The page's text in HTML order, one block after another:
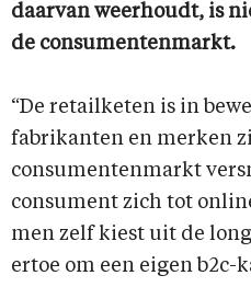
daarvan weerhoudt, is
de consumentenmarkt.
“De retailketen is in
fabrikanten en merken
consumentenmarkt
consument zich tot
men zelf kiest uit de
ertoe om een eigen b2c-